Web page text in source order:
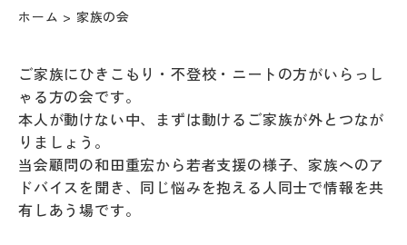
ホーム > 家族の会
ご家族にひきこもり・不登校・ニートの方がいらっし
ゃる方の会です。
本人が動けない中、まずは動けるご家族が外とつなが
りましょう。
当会顧問の和田重宏から若者支援の様子、家族へのア
ドバイスを聞き、同じ悩みを抱える人同士で情報を共
有しあう場です。